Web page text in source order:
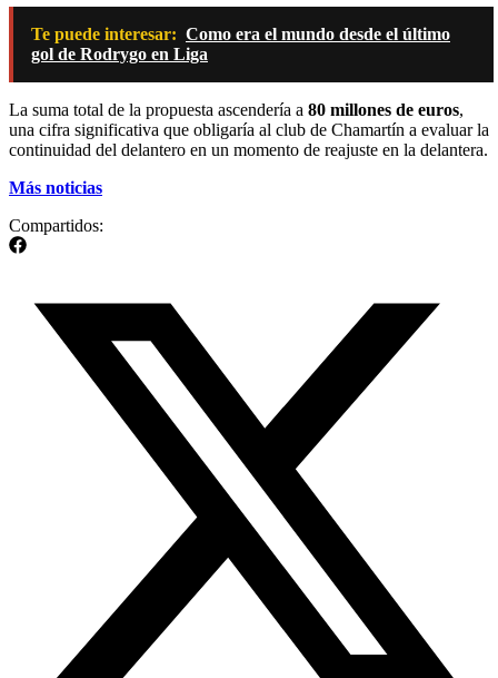
Te puede interesar: Como era el mundo desde el último
gol de Rodrygo en Liga
La suma total de la propuesta ascendería a 80 millones de euros,
una cifra significativa que obligaría al club de Chamartín a evaluar la
continuidad del delantero en un momento de reajuste en la delantera.
Más noticias
Compartidos: